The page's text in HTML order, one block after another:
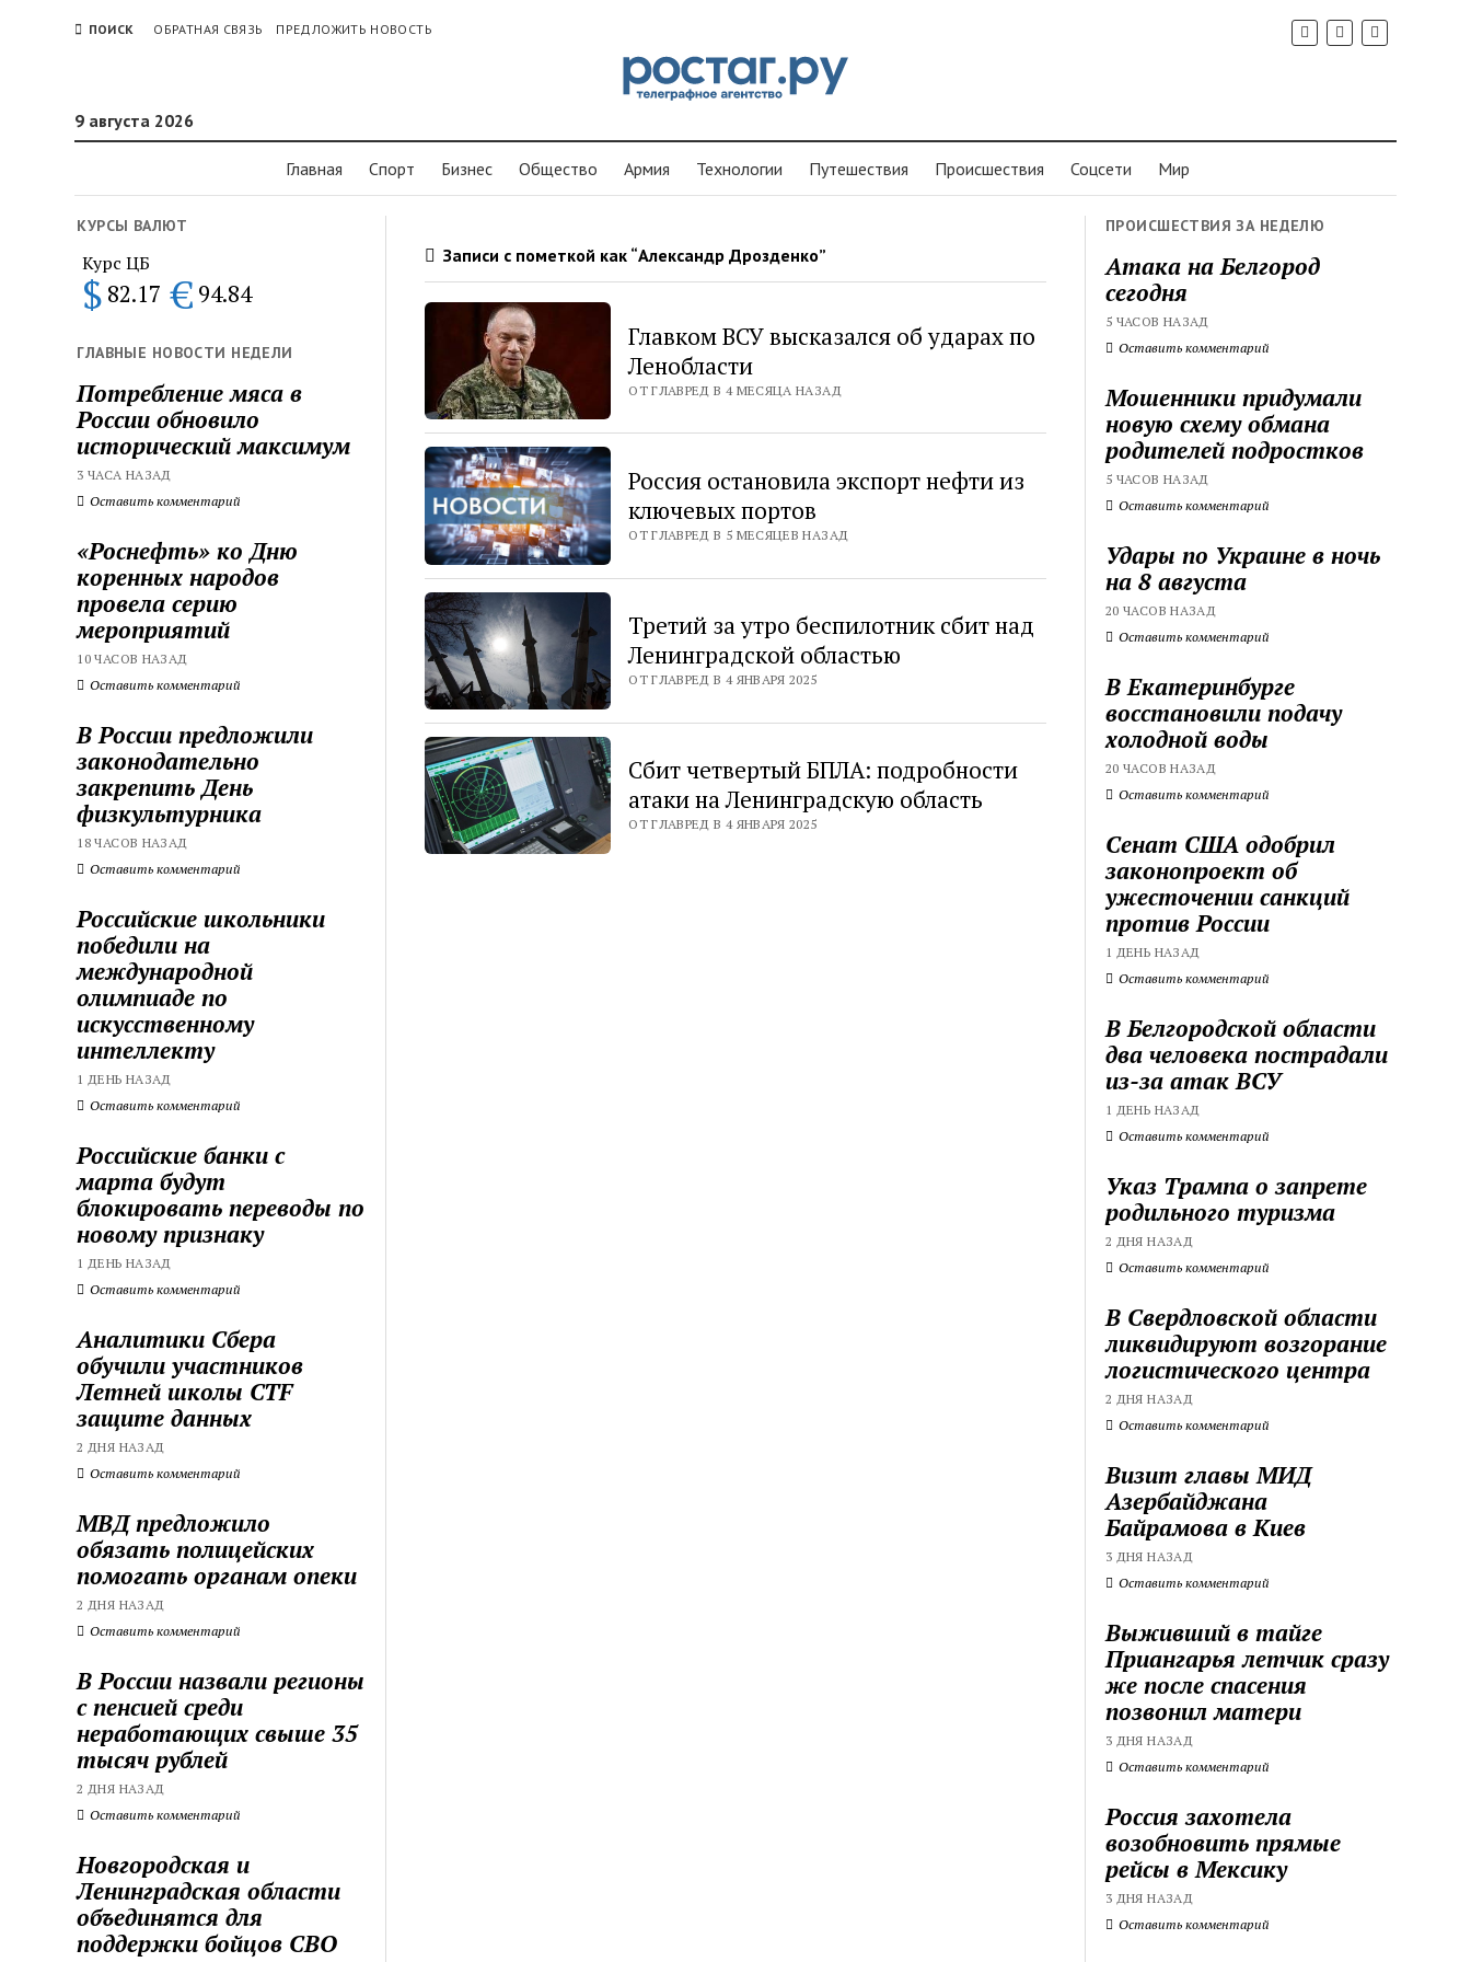
ПОИСК ОБРАТНАЯ СВЯЗЬ ПРЕДЛОЖИТЬ НОВОСТЬ
9 августа 2026
Главная Спорт Бизнес Общество Армия Технологии Путешествия Проиcшествия Соцсети Мир
КУРСЫ ВАЛЮТ
Курс ЦБ
$ 82.17 € 94.84
ГЛАВНЫЕ НОВОСТИ НЕДЕЛИ
Потребление мяса в
России обновило
исторический максимум
3 ЧАСА НАЗАД
Оставить комментарий
«Роснефть» ко Дню
коренных народов
провела серию
мероприятий
10 ЧАСОВ НАЗАД
Оставить комментарий
В России предложили
законодательно
закрепить День
физкультурника
18 ЧАСОВ НАЗАД
Оставить комментарий
Российские школьники
победили на
международной
олимпиаде по
искусственному
интеллекту
1 ДЕНЬ НАЗАД
Оставить комментарий
Российские банки с
марта будут
блокировать переводы по
новому признаку
1 ДЕНЬ НАЗАД
Оставить комментарий
Аналитики Сбера
обучили участников
Летней школы CTF
защите данных
2 ДНЯ НАЗАД
Оставить комментарий
МВД предложило
обязать полицейских
помогать органам опеки
2 ДНЯ НАЗАД
Оставить комментарий
В России назвали регионы
с пенсией среди
неработающих свыше 35
тысяч рублей
2 ДНЯ НАЗАД
Оставить комментарий
Новгородская и
Ленинградская области
объединятся для
поддержки бойцов СВО
Записи с пометкой как “Александр Дрозденко”
Главком ВСУ высказался об ударах по
Ленобласти
ОТ ГЛАВРЕД В 4 МЕСЯЦА НАЗАД
Россия остановила экспорт нефти из
ключевых портов
ОТ ГЛАВРЕД В 5 МЕСЯЦЕВ НАЗАД
Третий за утро беспилотник сбит над
Ленинградской областью
ОТ ГЛАВРЕД В 4 ЯНВАРЯ 2025
Сбит четвертый БПЛА: подробности
атаки на Ленинградскую область
ОТ ГЛАВРЕД В 4 ЯНВАРЯ 2025
ПРОИСШЕСТВИЯ ЗА НЕДЕЛЮ
Атака на Белгород
сегодня
5 ЧАСОВ НАЗАД
Оставить комментарий
Мошенники придумали
новую схему обмана
родителей подростков
5 ЧАСОВ НАЗАД
Оставить комментарий
Удары по Украине в ночь
на 8 августа
20 ЧАСОВ НАЗАД
Оставить комментарий
В Екатеринбурге
восстановили подачу
холодной воды
20 ЧАСОВ НАЗАД
Оставить комментарий
Сенат США одобрил
законопроект об
ужесточении санкций
против России
1 ДЕНЬ НАЗАД
Оставить комментарий
В Белгородской области
два человека пострадали
из-за атак ВСУ
1 ДЕНЬ НАЗАД
Оставить комментарий
Указ Трампа о запрете
родильного туризма
2 ДНЯ НАЗАД
Оставить комментарий
В Свердловской области
ликвидируют возгорание
логистического центра
2 ДНЯ НАЗАД
Оставить комментарий
Визит главы МИД
Азербайджана
Байрамова в Киев
3 ДНЯ НАЗАД
Оставить комментарий
Выживший в тайге
Приангарья летчик сразу
же после спасения
позвонил матери
3 ДНЯ НАЗАД
Оставить комментарий
Россия захотела
возобновить прямые
рейсы в Мексику
3 ДНЯ НАЗАД
Оставить комментарий